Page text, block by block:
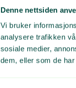
Denne nettsiden
Vi bruker
analysere trafikken
sosiale medier,
dem, eller som de
NRC
Implenia
Veidekke
AF
Betonmast)
AF